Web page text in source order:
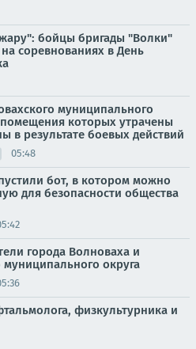
бойцы бригады "Волки"
соревнованиях в День
муниципального
которых утрачены
в результате боевых действий
05:48
бот, в котором можно
для безопасности общества
города Волноваха и
муниципального округа
физкультурника и